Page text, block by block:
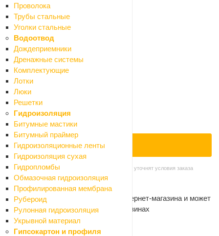
Проволока
Трубы стальные
Уголки стальные
Водоотвод
Дождеприемники
Дренажные системы
Комплектующие
Лотки
Люки
Решетки
Гидроизоляция
Битумные мастики
Битумный праймер
Гидроизоляционные ленты
Гидроизоляция сухая
Гидропломбы
Обмазочная гидроизоляция
Профилированная мембрана
Рубероид
Рулонная гидроизоляция
Укрывной материал
Гипсокартон и профиля
Код: 042768
Описание
Характеристики
Отзывы
Как купить
Оплата
Доставка
Нет в наличии
Нашли дешевле?
ПОД ЗАКАЗ
Наши менеджеры обязательно свяжутся с вами и уточнят условия заказа
Самовывоз сегодня - бесплатно
Доставка завтра - от 300 ₽
Цена действительна только для интернет-магазина и может
отличаться от цен в розничных магазинах
Рекомендуем